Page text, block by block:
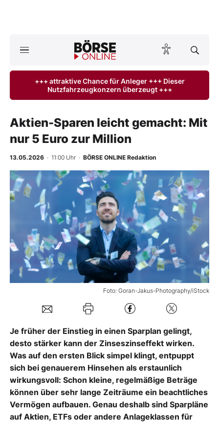
Anlageprodukte
Finanz-Check
Abo & Shop
Experten
Mein B:O
Mein Konto
Folgen Sie uns
Kontakt
+++ attraktive Chance für Anleger +++ Dieser
Nutzfahrzeugkonzern überzeugt +++
Aktien-Sparen leicht gemacht: Mit
nur 5 Euro zur Million
13.05.2026 · 11:00 Uhr · BÖRSE ONLINE Redaktion
Foto: Goran-Jakus-Photography/iStock
Je früher der Einstieg in einen Sparplan gelingt,
desto stärker kann der Zinseszinseffekt wirken.
Was auf den ersten Blick simpel klingt, entpuppt
sich bei genauerem Hinsehen als erstaunlich
wirkungsvoll: Schon kleine, regelmäßige Beträge
können über sehr lange Zeiträume ein beachtliches
Vermögen aufbauen. Genau deshalb sind Sparpläne
auf Aktien, ETFs oder andere Anlageklassen für